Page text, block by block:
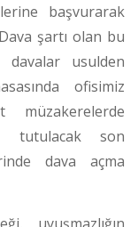
başvurarak
şartı olan bu
davalar usulden
ofisimiz
müzakerelerde
tutulacak son
dava açma